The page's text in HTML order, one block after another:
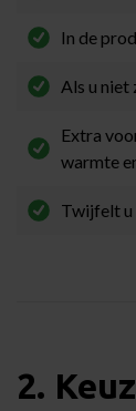
In de
Als u niet
Extra
warmte
Twijfelt u
2.